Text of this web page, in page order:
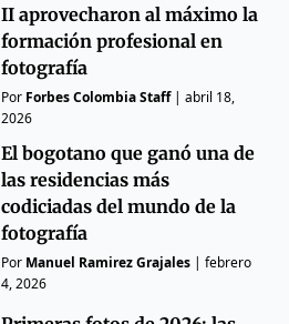
II aprovecharon al máximo la
formación profesional en
fotografía
Por Forbes Colombia Staff|abril 18,
2026
El bogotano que ganó una de
las residencias más
codiciadas del mundo de la
fotografía
Por Manuel Ramirez Grajales |febrero
4, 2026